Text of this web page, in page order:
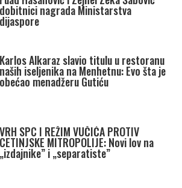
dobitnici nagrada Ministarstva
dijaspore
Karlos Alkaraz slavio titulu u restoranu
naših iseljenika na Menhetnu: Evo šta je
obećao menadžeru Gutiću
VRH SPC I REŽIM VUČIĆA PROTIV
CETINJSKE MITROPOLIJE: Novi lov na
„izdajnike” i „separatiste”